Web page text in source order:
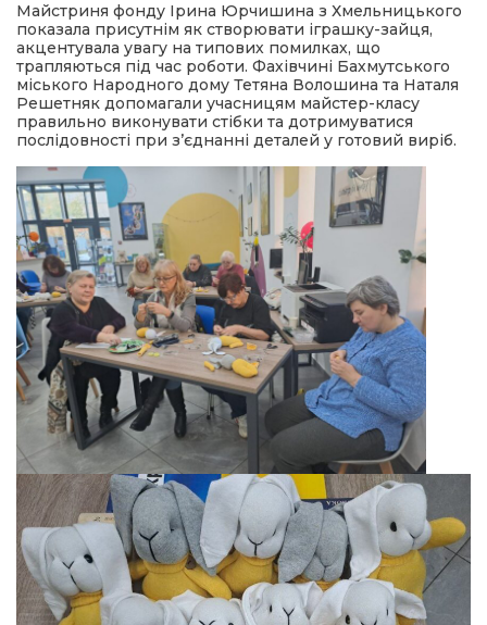
Майстриня фонду Ірина Юрчишина з Хмельницького
показала присутнім як створювати іграшку-зайця,
акцентувала увагу на типових помилках, що
трапляються під час роботи. Фахівчині Бахмутського
міського Народного дому Тетяна Волошина та Наталя
Решетняк допомагали учасницям майстер-класу
правильно виконувати стібки та дотримуватися
послідовності при з’єднанні деталей у готовий виріб.